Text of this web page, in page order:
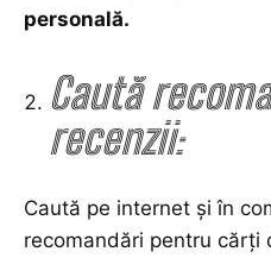
personală.
Caută
recenzii:
Caută pe internet și în
recomandări pentru cărți